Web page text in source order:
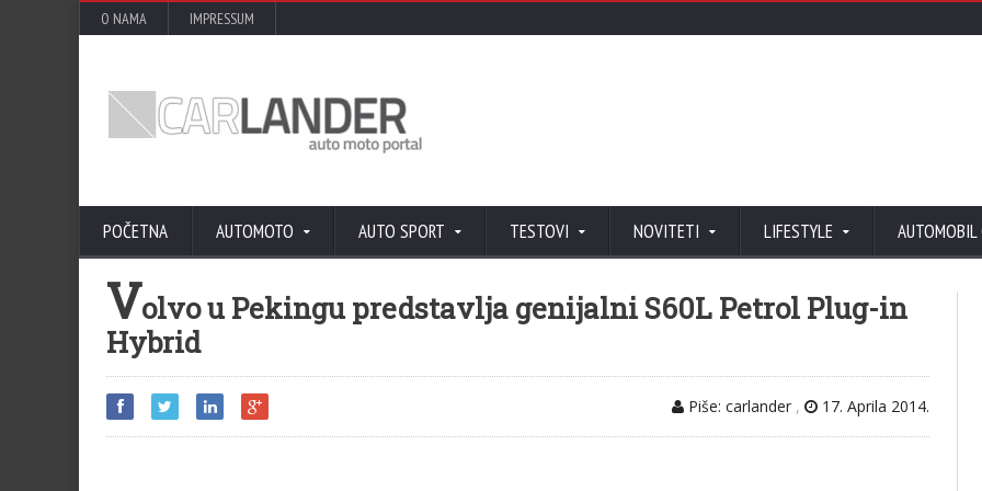
O NAMA IMPRESSUM
POČETNA AUTOMOTO AUTO SPORT TESTOVI NOVITETI LIFESTYLE AUTOMOBIL
Volvo u Pekingu predstavlja genijalni S60L Petrol Plug-in
Hybrid
Piše: carlander , 17. Aprila 2014.